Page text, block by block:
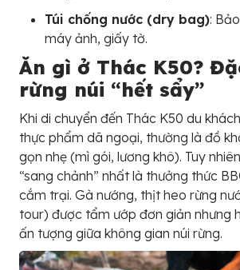
Túi chống nước (dry bag):
máy ảnh, giấy tờ.
Ăn gì ở Thác K50?
rừng núi “hết sẩy”
Khi di chuyển đến Thác K50 du
thực phẩm dã ngoại, thường là đồ
gọn nhẹ (mì gói, lương khô). Tuy
“sang chảnh” nhất là thưởng thức
cắm trại. Gà nướng, thịt heo rừng
tour) được tẩm ướp đơn giản nhưng
ấn tượng giữa không gian núi rừng.